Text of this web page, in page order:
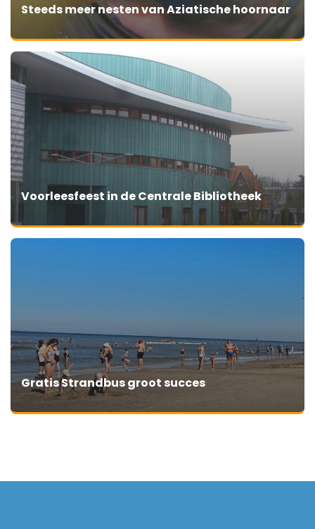
Steeds meer nesten van Aziatische hoornaar
Voorleesfeest in de Centrale Bibliotheek
Gratis Strandbus groot succes